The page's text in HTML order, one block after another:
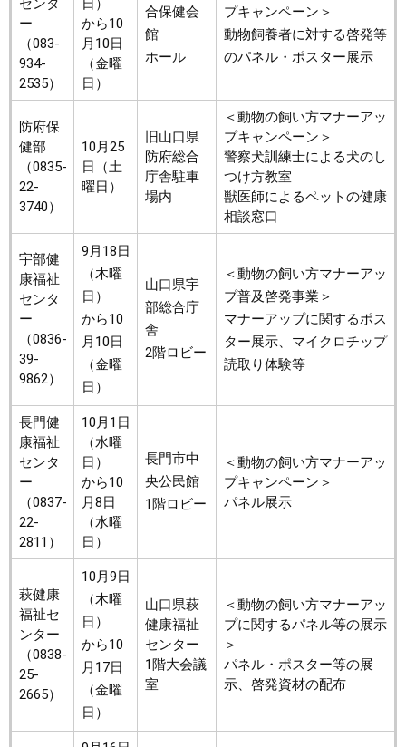
センタ
ー
（083-
934-
2535）
日）
から10
月10日
（金曜
日）
合保健会
館
ホール
プキャンペーン＞
動物飼養者に対する啓発等
のパネル・ポスター展示
防府保
健部
（0835-
22-
3740）
10月25
日（土
曜日）
旧山口県
防府総合
庁舎駐車
場内
＜動物の飼い方マナーアッ
プキャンペーン＞
警察犬訓練士による犬のし
つけ方教室
獣医師によるペットの健康
相談窓口
宇部健
康福祉
センタ
ー
（0836-
39-
9862）
9月18日
（木曜
日）
から10
月10日
（金曜
日）
山口県宇
部総合庁
舎
2階ロビー
＜動物の飼い方マナーアッ
プ普及啓発事業＞
マナーアップに関するポス
ター展示、マイクロチップ
読取り体験等
長門健
康福祉
センタ
ー
（0837-
22-
2811）
10月1日
（水曜
日）
から10
月8日
（水曜
日）
長門市中
央公民館
1階ロビー
＜動物の飼い方マナーアッ
プキャンペーン＞
パネル展示
萩健康
福祉セ
ンター
（0838-
25-
2665）
10月9日
（木曜
日）
から10
月17日
（金曜
日）
山口県萩
健康福祉
センター
1階大会議
室
＜動物の飼い方マナーアッ
プに関するパネル等の展示
＞
パネル・ポスター等の展
示、啓発資材の配布